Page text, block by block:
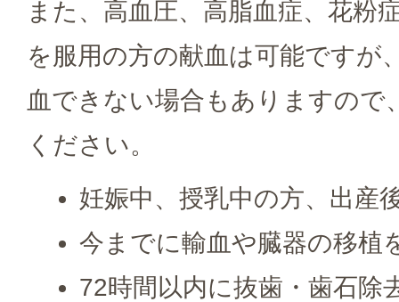
また、高血圧、高脂血症、花粉
を服用の方の献血は可能ですが
血できない場合もありますので
ください。
妊娠中、授乳中の方、出産
今までに輸血や臓器の移植
72時間以内に抜歯・歯石除